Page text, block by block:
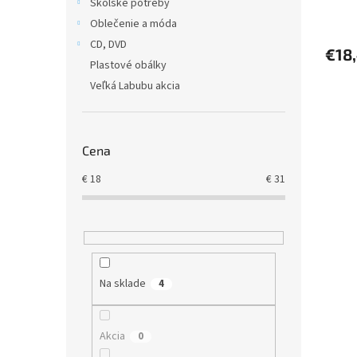
Školské potreby
Oblečenie a móda
CD, DVD
Plastové obálky
Veľká Labubu akcia
Cena
€18 €31
Na sklade 4
Akcia 0